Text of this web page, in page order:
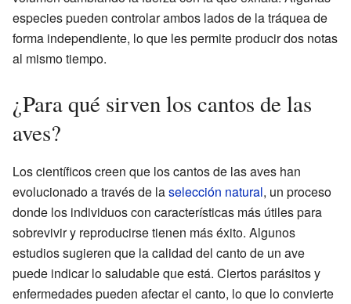
especies pueden controlar ambos lados de la tráquea de
forma independiente, lo que les permite producir dos notas
al mismo tiempo.
¿Para qué sirven los cantos de las
aves?
Los científicos creen que los cantos de las aves han
evolucionado a través de laselección natural, un proceso
donde los individuos con características más útiles para
sobrevivir y reproducirse tienen más éxito. Algunos
estudios sugieren que la calidad del canto de un ave
puede indicar lo saludable que está. Ciertos parásitos y
enfermedades pueden afectar el canto, lo que lo convierte